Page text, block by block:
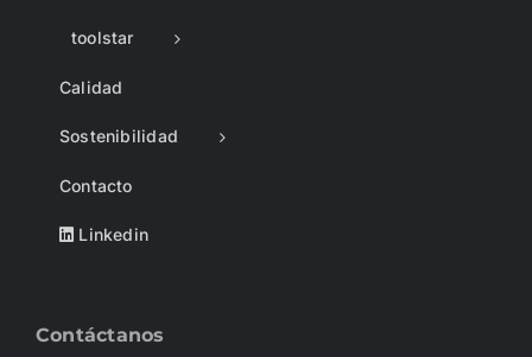
toolstar
Calidad
Sostenibilidad
Contacto
Linkedin
Contáctanos